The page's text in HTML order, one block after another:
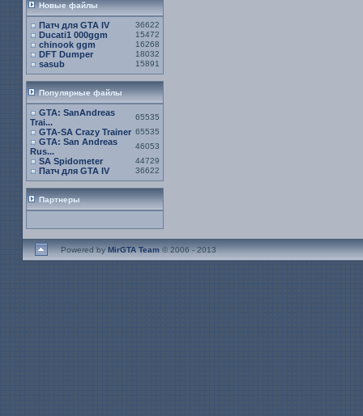
Новые файлы
Патч для GTA IV 36622
Ducati1 000ggm 15472
chinook ggm 16268
DFT Dumper 18032
sasub 15891
Популярные файлы
GTA: SanAndreas
Trai...
65535
GTA-SA Crazy Trainer 65535
GTA: San Andreas
Rus...
46053
SA Spidometer 44729
Патч для GTA IV 36622
Партнеры
Powered byMirGTA Team© 2006 - 2013